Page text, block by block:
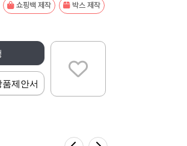
쇼핑백 제작 박스 제작
품제안서